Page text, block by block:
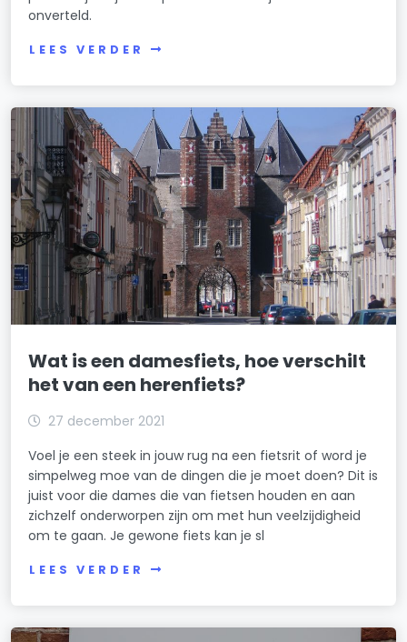
onverteld.
LEES VERDER
Wat is een damesfiets, hoe verschilt
het van een herenfiets?
27 december 2021
Voel je een steek in jouw rug na een fietsrit of word je
simpelweg moe van de dingen die je moet doen? Dit is
juist voor die dames die van fietsen houden en aan
zichzelf onderworpen zijn om met hun veelzijdigheid
om te gaan. Je gewone fiets kan je sl
LEES VERDER